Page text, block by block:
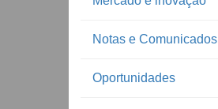
Notas e Comunicados
Oportunidades